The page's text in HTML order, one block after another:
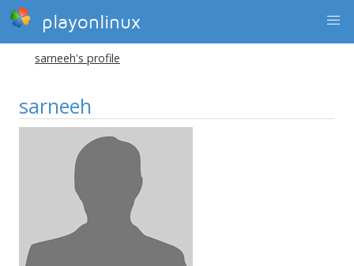
playonlinux
sarneeh's profile
sarneeh